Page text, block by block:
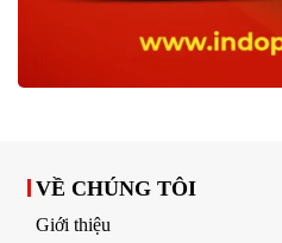
VỀ CHÚNG TÔI
Giới thiệu